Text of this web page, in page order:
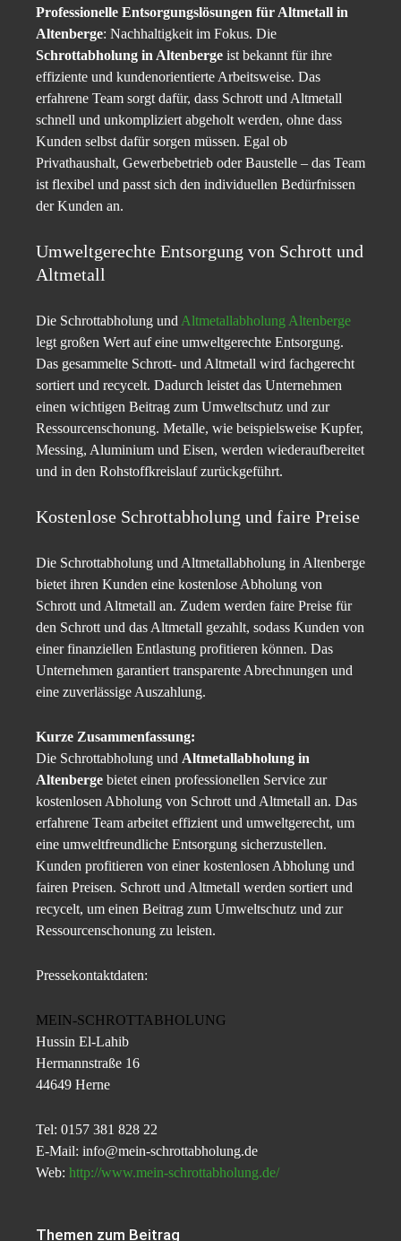
Professionelle Entsorgungslösungen für Altmetall in
Altenberge: Nachhaltigkeit im Fokus. Die
Schrottabholung in Altenberge ist bekannt für ihre
effiziente und kundenorientierte Arbeitsweise. Das
erfahrene Team sorgt dafür, dass Schrott und Altmetall
schnell und unkompliziert abgeholt werden, ohne dass
Kunden selbst dafür sorgen müssen. Egal ob
Privathaushalt, Gewerbebetrieb oder Baustelle – das Team
ist flexibel und passt sich den individuellen Bedürfnissen
der Kunden an.
Umweltgerechte Entsorgung von Schrott und
Altmetall
Die Schrottabholung und Altmetallabholung Altenberge
legt großen Wert auf eine umweltgerechte Entsorgung.
Das gesammelte Schrott- und Altmetall wird fachgerecht
sortiert und recycelt. Dadurch leistet das Unternehmen
einen wichtigen Beitrag zum Umweltschutz und zur
Ressourcenschonung. Metalle, wie beispielsweise Kupfer,
Messing, Aluminium und Eisen, werden wiederaufbereitet
und in den Rohstoffkreislauf zurückgeführt.
Kostenlose Schrottabholung und faire Preise
Die Schrottabholung und Altmetallabholung in Altenberge
bietet ihren Kunden eine kostenlose Abholung von
Schrott und Altmetall an. Zudem werden faire Preise für
den Schrott und das Altmetall gezahlt, sodass Kunden von
einer finanziellen Entlastung profitieren können. Das
Unternehmen garantiert transparente Abrechnungen und
eine zuverlässige Auszahlung.
Kurze Zusammenfassung:
Die Schrottabholung und Altmetallabholung in
Altenberge bietet einen professionellen Service zur
kostenlosen Abholung von Schrott und Altmetall an. Das
erfahrene Team arbeitet effizient und umweltgerecht, um
eine umweltfreundliche Entsorgung sicherzustellen.
Kunden profitieren von einer kostenlosen Abholung und
fairen Preisen. Schrott und Altmetall werden sortiert und
recycelt, um einen Beitrag zum Umweltschutz und zur
Ressourcenschonung zu leisten.
Pressekontaktdaten:
MEIN-SCHROTTABHOLUNG
Hussin El-Lahib
Hermannstraße 16
44649 Herne
Tel: 0157 381 828 22
E-Mail: info@mein-schrottabholung.de
Web: http://www.mein-schrottabholung.de/
Themen zum Beitrag